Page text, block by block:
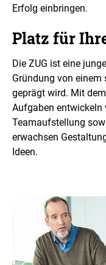
Erfolg einbringen.
Platz für
Die ZUG ist eine
Gründung von
geprägt wird. Mit
Aufgaben entwickeln
Teamaufstellung
erwachsen
Ideen.